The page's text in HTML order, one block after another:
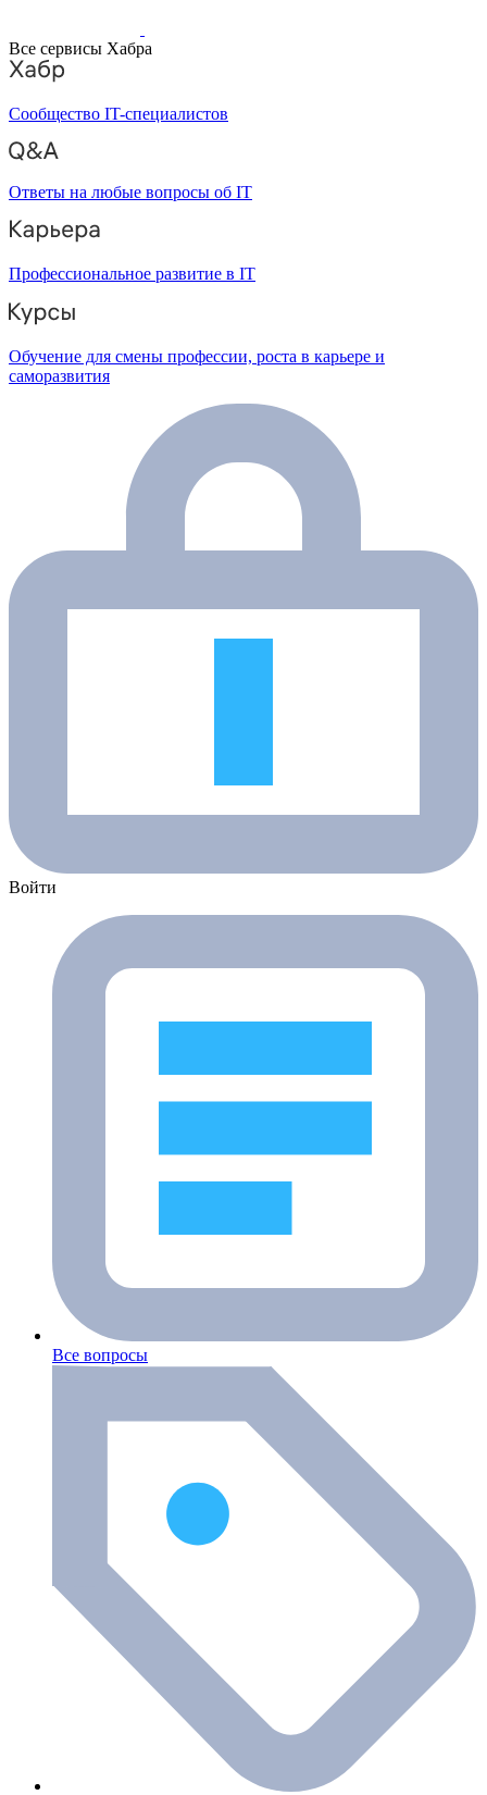
Все сервисы Хабра
Сообщество IT-специалистов
Ответы на любые вопросы об IT
Профессиональное развитие в IT
Обучение для смены профессии, роста в карьере и
саморазвития
Войти
Все вопросы